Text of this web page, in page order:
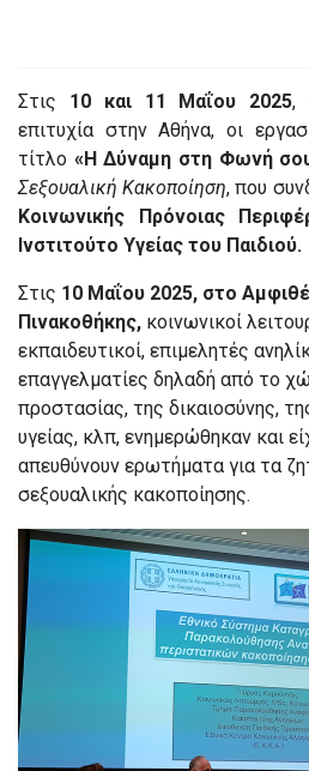
Στις 10 και 11 Μαΐου 2025,
επιτυχία στην Αθήνα, οι
τίτλο «Η Δύναμη στη Φωνή
Σεξουαλική Κακοποίηση, που
Κοινωνικής Πρόνοιας
Ινστιτούτο Υγείας του Παιδιού.
Στις 10 Μαΐου 2025, στο
Πινακοθήκης, κοινωνικοί
εκπαιδευτικοί, επιμελητές
επαγγελματίες δηλαδή από το
προστασίας, της δικαιοσύνης,
υγείας, κλπ, ενημερώθηκαν και
απευθύνουν ερωτήματα για τα
σεξουαλικής κακοποίησης.